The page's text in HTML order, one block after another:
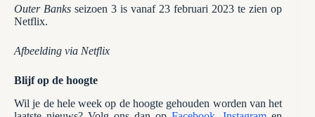
Outer Banks seizoen 3 is vanaf 23 februari 2023 te zien op
Netflix.
Afbeelding via Netflix
Blijf op de hoogte
Wil je de hele week op de hoogte gehouden worden van het